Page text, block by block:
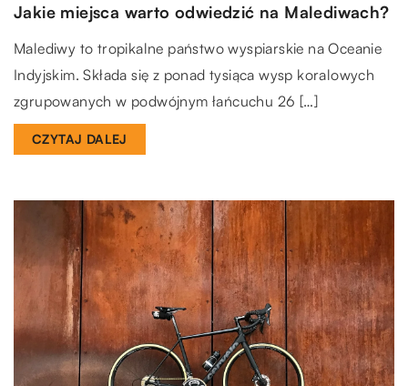
Jakie miejsca warto odwiedzić na Malediwach?
Malediwy to tropikalne państwo wyspiarskie na Oceanie
Indyjskim. Składa się z ponad tysiąca wysp koralowych
zgrupowanych w podwójnym łańcuchu 26 […]
CZYTAJ DALEJ